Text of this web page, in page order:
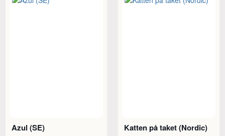
Azul (SE) Katten på taket (Nordic)